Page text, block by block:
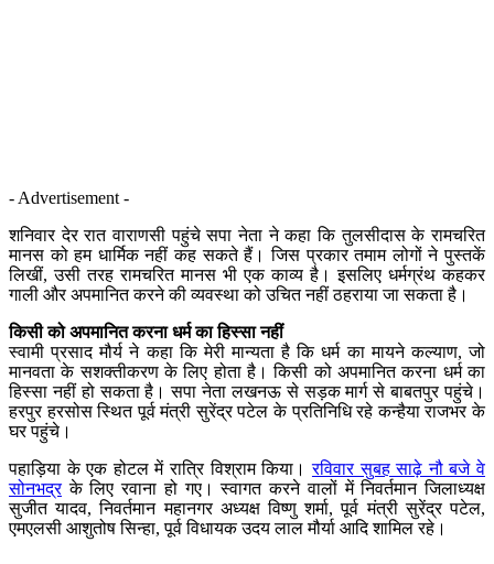
- Advertisement -
शनिवार देर रात वाराणसी पहुंचे सपा नेता ने कहा कि तुलसीदास के रामचरित
मानस को हम धार्मिक नहीं कह सकते हैं। जिस प्रकार तमाम लोगों ने पुस्तकें
लिखीं, उसी तरह रामचरित मानस भी एक काव्य है। इसलिए धर्मग्रंथ कहकर
गाली और अपमानित करने की व्यवस्था को उचित नहीं ठहराया जा सकता है।
किसी को अपमानित करना धर्म का हिस्सा नहीं
स्वामी प्रसाद मौर्य ने कहा कि मेरी मान्यता है कि धर्म का मायने कल्याण, जो
मानवता के सशक्तीकरण के लिए होता है। किसी को अपमानित करना धर्म का
हिस्सा नहीं हो सकता है। सपा नेता लखनऊ से सड़क मार्ग से बाबतपुर पहुंचे।
हरपुर हरसोस स्थित पूर्व मंत्री सुरेंद्र पटेल के प्रतिनिधि रहे कन्हैया राजभर के
घर पहुंचे।
पहाड़िया के एक होटल में रात्रि विश्राम किया।रविवार सुबह साढ़े नौ बजे वे
सोनभद्रके लिए रवाना हो गए। स्वागत करने वालों में निवर्तमान जिलाध्यक्ष
सुजीत यादव, निवर्तमान महानगर अध्यक्ष विष्णु शर्मा, पूर्व मंत्री सुरेंद्र पटेल,
एमएलसी आशुतोष सिन्हा, पूर्व विधायक उदय लाल मौर्या आदि शामिल रहे।